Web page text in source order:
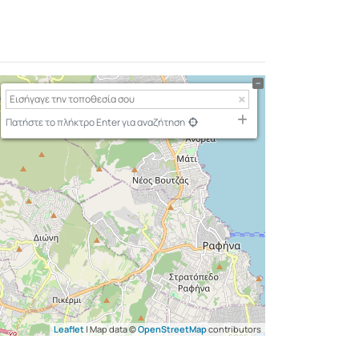
Πατήστε το πλήκτρο Enter για αναζήτηση
Leaflet | Map data ©OpenStreetMapcontributors